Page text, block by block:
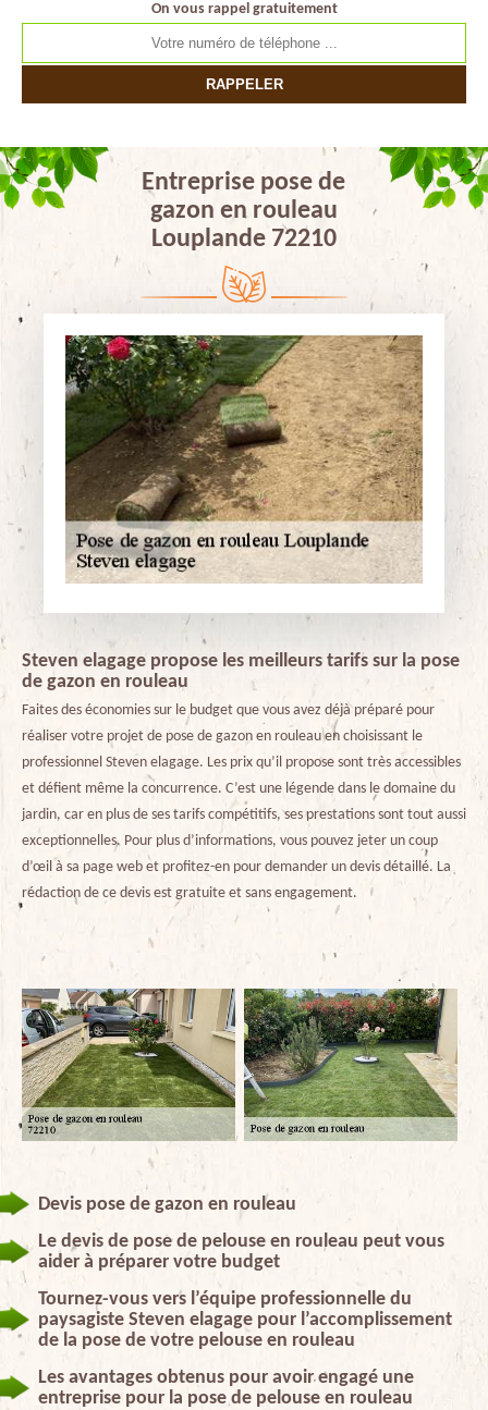
On vous rappel gratuitement
Entreprise pose de
gazon en rouleau
Louplande 72210
Steven elagage propose les meilleurs tarifs sur la pose
de gazon en rouleau
Faites des économies sur le budget que vous avez déjà préparé pour
réaliser votre projet de pose de gazon en rouleau en choisissant le
professionnel Steven elagage. Les prix qu’il propose sont très accessibles
et défient même la concurrence. C’est une légende dans le domaine du
jardin, car en plus de ses tarifs compétitifs, ses prestations sont tout aussi
exceptionnelles. Pour plus d’informations, vous pouvez jeter un coup
d’œil à sa page web et profitez-en pour demander un devis détaillé. La
rédaction de ce devis est gratuite et sans engagement.
Devis pose de gazon en rouleau
Le devis de pose de pelouse en rouleau peut vous
aider à préparer votre budget
Tournez-vous vers l’équipe professionnelle du
paysagiste Steven elagage pour l’accomplissement
de la pose de votre pelouse en rouleau
Les avantages obtenus pour avoir engagé une
entreprise pour la pose de pelouse en rouleau